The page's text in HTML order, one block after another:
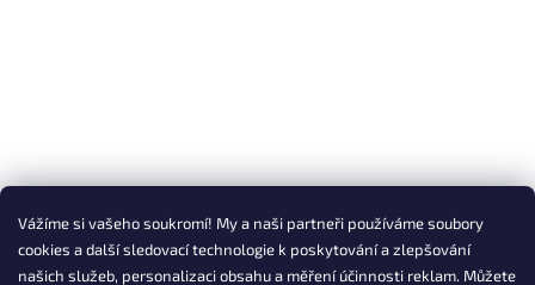
Vážíme si vašeho soukromí! My a naši partneři používáme soubory
cookies a další sledovací technologie k poskytování a zlepšování
našich služeb, personalizaci obsahu a měření účinnosti reklam. Můžete